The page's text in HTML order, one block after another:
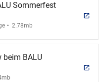
Sommerfest
. 2.78mb
beim BALU